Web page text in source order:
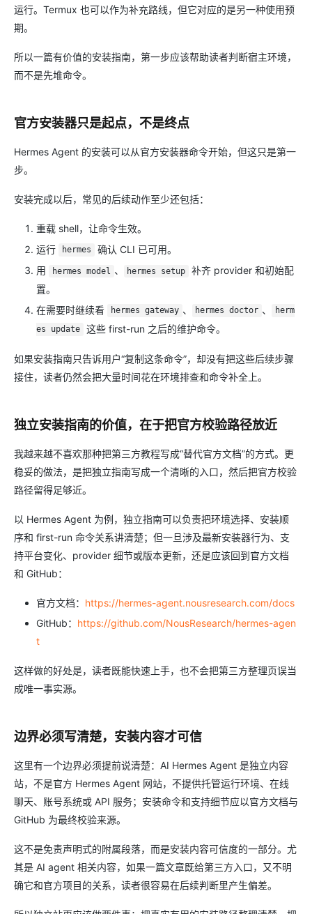
运行。Termux 也可以作为补充路线，但它对应的是另一种使用预
期。
所以一篇有价值的安装指南，第一步应该帮助读者判断宿主环境，
而不是先堆命令。
官方安装器只是起点，不是终点
Hermes Agent 的安装可以从官方安装器命令开始，但这只是第一
步。
安装完成以后，常见的后续动作至少还包括：
重载 shell，让命令生效。
运行
hermes
确认 CLI 已可用。
用
hermes model 、 hermes setup
补齐 provider 和初始配
置。
在需要时继续看
hermes gateway 、 hermes doctor 、
herm
es update
这些 first-run 之后的维护命令。
如果安装指南只告诉用户“复制这条命令”，却没有把这些后续步骤
接住，读者仍然会把大量时间花在环境排查和命令补全上。
独立安装指南的价值，在于把官方校验路径放近
我越来越不喜欢那种把第三方教程写成“替代官方文档”的方式。更
稳妥的做法，是把独立指南写成一个清晰的入口，然后把官方校验
路径留得足够近。
以 Hermes Agent 为例，独立指南可以负责把环境选择、安装顺
序和 first-run 命令关系讲清楚；但一旦涉及最新安装器行为、支
持平台变化、provider 细节或版本更新，还是应该回到官方文档
和 GitHub：
官方文档： https://hermes-agent.nousresearch.com/docs
GitHub： https://github.com/NousResearch/hermes-agen
t
这样做的好处是，读者既能快速上手，也不会把第三方整理页误当
成唯一事实源。
边界必须写清楚，安装内容才可信
这里有一个边界必须提前说清楚：AI Hermes Agent 是独立内容
站，不是官方 Hermes Agent 网站，不提供托管运行环境、在线
聊天、账号系统或 API 服务；安装命令和支持细节应以官方文档与
GitHub 为最终校验来源。
这不是免责声明式的附属段落，而是安装内容可信度的一部分。尤
其是 AI agent 相关内容，如果一篇文章既给第三方入口，又不明
确它和官方项目的关系，读者很容易在后续判断里产生偏差。